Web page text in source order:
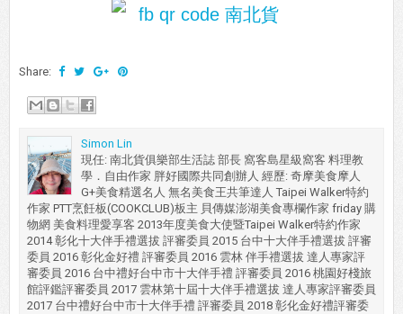
Share:
Simon Lin
現任: 南北貨俱樂部生活誌 部長 窩客島星級窩客 料理教
學．自由作家 胖好國際共同創辦人 經歷: 奇摩美食摩人
G+美食精選名人 無名美食王共筆達人 Taipei Walker特約
作家 PTT烹飪板(COOKCLUB)板主 貝傳媒澎湖美食專欄作家 friday 購
物網 美食料理愛享客 2013年度美食大使暨Taipei Walker特約作家
2014 彰化十大伴手禮選拔 評審委員 2015 台中十大伴手禮選拔 評審
委員 2016 彰化金好禮 評審委員 2016 雲林 伴手禮選拔 達人專家評
審委員 2016 台中禮好台中市十大伴手禮 評審委員 2016 桃園好棧旅
館評鑑評審委員 2017 雲林第十屆十大伴手禮選拔 達人專家評審委員
2017 台中禮好台中市十大伴手禮 評審委員 2018 彰化金好禮評審委